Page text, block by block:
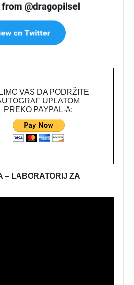
VAS DA PODRŽITE
UPLATOM
PREKO PAYPAL-A:
– LABORATORIJ ZA